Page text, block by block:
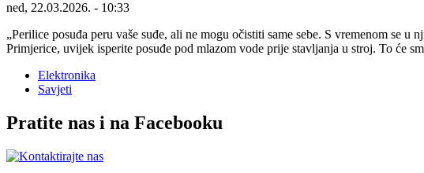
ned, 22.03.2026. - 10:33
Perilice posuđa peru vaše suđe, ali ne mogu očistiti same sebe. S vremenom se
Primjerice, uvijek isperite posuđe pod mlazom vode prije stavljanja u stroj. To će
Elektronika
Savjeti
Pratite nas i na Facebooku